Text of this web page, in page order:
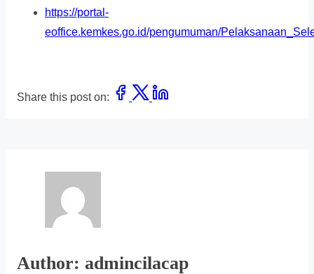
https://portal-
eoffice.kemkes.go.id/pengumuman/
Share this post on:
Author: admincilacap